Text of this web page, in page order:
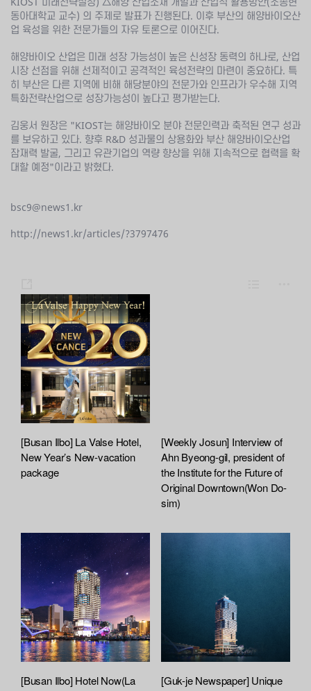
동아대학교 교수) 의 주제로 발표가 진행된다. 이후 부산의 해양바이오산
업 육성을 위한 전문가들의 자유 토론으로 이어진다.
해양바이오 산업은 미래 성장 가능성이 높은 신성장 동력의 하나로, 산업
시장 선점을 위해 선제적이고 공격적인 육성전략의 마련이 중요하다. 특
히 부산은 다른 지역에 비해 해당분야의 전문가와 인프라가 우수해 지역
특화전략산업으로 성장가능성이 높다고 평가받는다.
김웅서 원장은 "KIOST는 해양바이오 분야 전문인력과 축적된 연구 성과
를 보유하고 있다. 향후 R&D 성과물의 상용화와 부산 해양바이오산업
잠재력 발굴, 그리고 유관기업의 역량 향상을 위해 지속적으로 협력을 확
대할 예정"이라고 밝혔다.
bsc9@news1.kr
http://news1.kr/articles/?3797476
h
a
r
e
[Busan Ilbo] La Valse Hotel,
New Year’s New-vacation
package
[Weekly Josun] Interview of
Ahn Byeong-gil, president of
the Institute for the Future of
Original Downtown(Won Do-
sim)
[Busan Ilbo] Hotel Now(La
[Guk-je Newspaper] Unique